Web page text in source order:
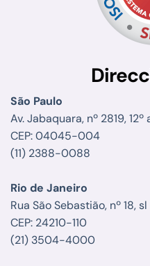
São Paulo
Av. Jabaquara, nº 2819, 12º
CEP: 04045-004
(11) 2388-0088
Rio de Janeiro
Rua São Sebastião, nº 18, sl
CEP: 24210-110
(21) 3504-4000